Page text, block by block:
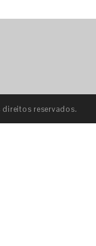
reservados.